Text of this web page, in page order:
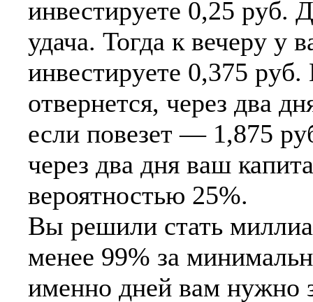
инвестируете 0,25 руб.
удача. Тогда к вечеру у
инвестируете 0,375
отвернется, через два
если повезет — 1,875
через два дня ваш
вероятностью 25%.
Вы решили стать
менее 99% за
именно дней вам нужно